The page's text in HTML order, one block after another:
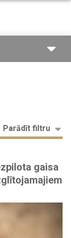
Parādīt filtru
gaisa